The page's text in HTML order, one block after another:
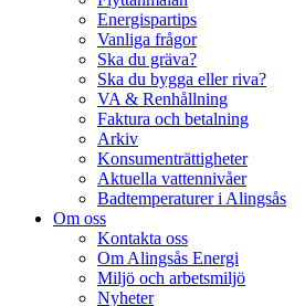
Energispartips
Vanliga frågor
Ska du gräva?
Ska du bygga eller riva?
VA & Renhållning
Faktura och betalning
Arkiv
Konsumenträttigheter
Aktuella vattennivåer
Badtemperaturer i Alingsås
Om oss
Kontakta oss
Om Alingsås Energi
Miljö och arbetsmiljö
Nyheter